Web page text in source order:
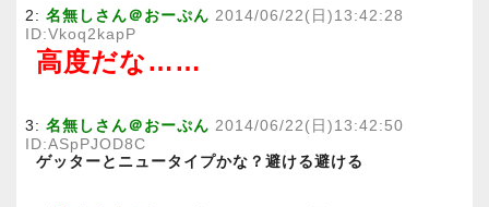
2: 名無しさん＠おーぷん 2014/06/22(日)13:42:28
ID:Vkoq2kapP
高度だな……
3: 名無しさん＠おーぷん 2014/06/22(日)13:42:50
ID:ASpPJOD8C
ゲッターとニュータイプかな？避ける避ける